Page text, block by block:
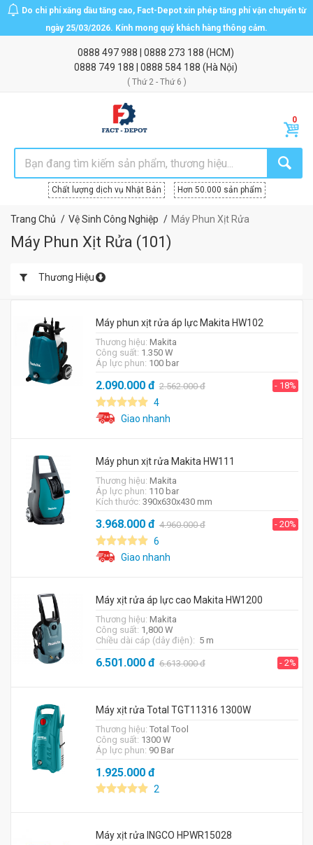
Do chi phí xăng dầu tăng cao, Fact-Depot xin phép tăng phí vận chuyển từ
ngày 25/03/2026. Kính mong quý khách hàng thông cảm.
0888 497 988 0888 273 188 (HCM)
0888 749 188
0888 584 188 (Hà Nội)
( Thứ 2 - Thứ 6 )
Chất lượng dịch vụ Nhật Bản Hơn 50.000 sản phẩm
Trang Chủ Vệ Sinh Công Nghiệp Máy Phun Xịt Rửa
Máy Phun Xịt Rửa (101)
Thương Hiệu
Máy phun xịt rửa áp lực Makita HW102
Thương hiệu: Makita
Công suất: 1.350 W
Áp lực phun: 100 bar
2.090.000đ 2.562.000đ - 18%
4
Giao nhanh
Máy phun xịt rửa Makita HW111
Thương hiệu: Makita
Áp lực phun: 110 bar
Kích thước: 390x630x430 mm
3.968.000đ 4.960.000đ - 20%
6
Giao nhanh
Máy xịt rửa áp lực cao Makita HW1200
Thương hiệu: Makita
Công suất: 1,800 W
Chiều dài cáp (dây điện): 5 m
6.501.000đ 6.613.000đ - 2%
Máy xịt rửa Total TGT11316 1300W
Thương hiệu: Total Tool
Công suất: 1300 W
Áp lực phun: 90 Bar
1.925.000đ
2
Máy xịt rửa INGCO HPWR15028